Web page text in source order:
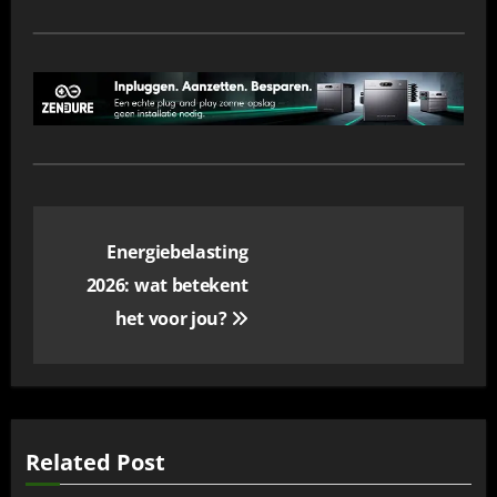
navigatie
Energiebelasting
2026: wat betekent
het voor jou?
Related Post